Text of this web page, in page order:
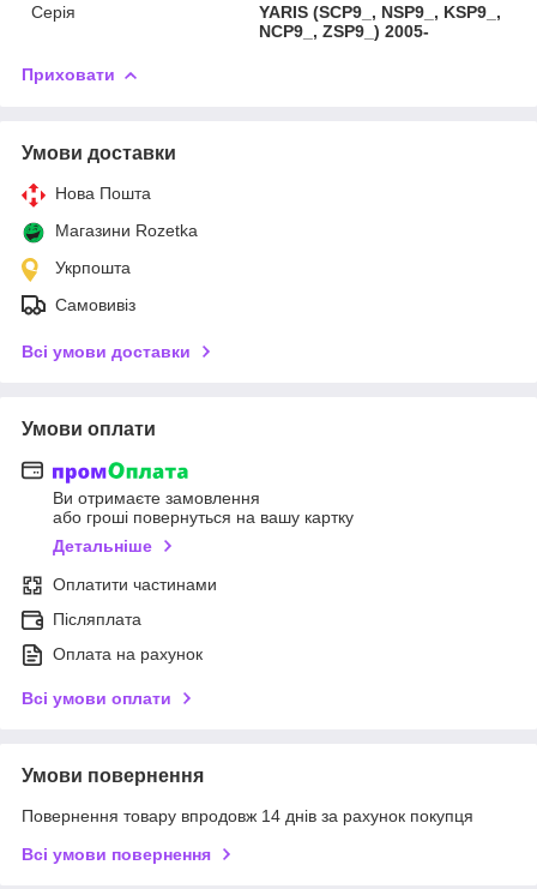
Серія
YARIS (SCP9_, NSP9_, KSP9_,
NCP9_, ZSP9_) 2005-
Приховати
Умови доставки
Нова Пошта
Магазини Rozetka
Укрпошта
Самовивіз
Всі умови доставки
Умови оплати
Ви отримаєте замовлення
або гроші повернуться на вашу картку
Детальніше
Оплатити частинами
Післяплата
Оплата на рахунок
Всі умови оплати
Умови повернення
Повернення товару впродовж 14 днів за рахунок покупця
Всі умови повернення